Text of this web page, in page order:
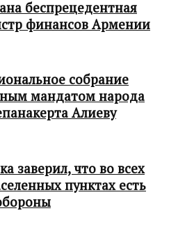
беспрецедентная
финансов Армении
собрание
мандатом народа
Алиеву
заверил, что во всех
пунктах есть